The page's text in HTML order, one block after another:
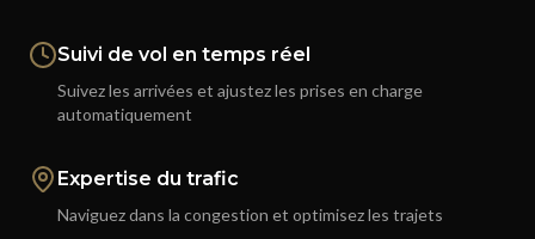
Suivi de vol en temps réel
Suivez les arrivées et ajustez les prises en charge
automatiquement
Expertise du trafic
Naviguez dans la congestion et optimisez les trajets